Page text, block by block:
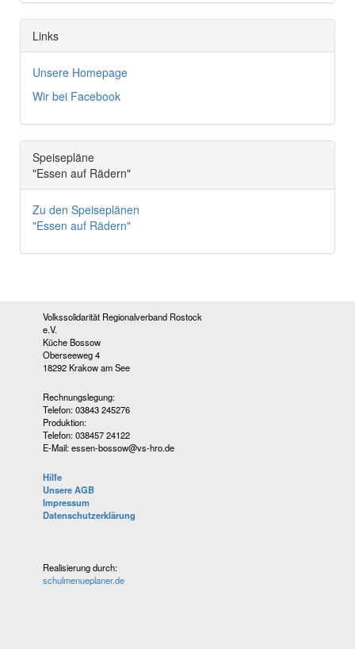
Links
Unsere Homepage
Wir bei Facebook
Speisepläne
"Essen auf Rädern"
Zu den Speiseplänen
"Essen auf Rädern"
Volkssolidarität Regionalverband Rostock
e.V.
Küche Bossow
Oberseeweg 4
18292 Krakow am See
Rechnungslegung:
Telefon: 03843 245276
Produktion:
Telefon: 038457 24122
E-Mail: essen-bossow@vs-hro.de
Hilfe
Unsere AGB
Impressum
Datenschutzerklärung
Realisierung durch:
schulmenueplaner.de